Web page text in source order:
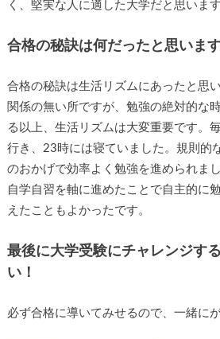
く、堅実な人に適した大学だと思います
合格の秘訣は何だったと思いま
合格の秘訣は生活リズムにあったと思
関係の無い所ですが、勉強の絶対的な
る以上、生活リズムは大変重要です。
行き、23時には寝ていました。規則的
のおかげで効率よく勉強を進められま
自学自習を軸に進めたことで自主的に
えたこともよかったです。
最後に大学受験にチャレンジす
い！
必ず合格に導いてみせるので、一緒に